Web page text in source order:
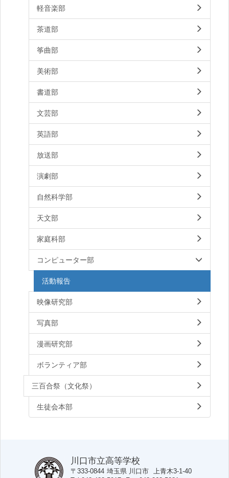
軽音楽部
茶道部
筝曲部
美術部
書道部
文芸部
英語部
放送部
演劇部
自然科学部
天文部
家庭科部
コンピューター部
活動報告
映像研究部
写真部
漫画研究部
ボランティア部
三百合祭（文化祭）
生徒会本部
川口市立高等学校
〒333-0844 埼玉県 川口市 上青木3-1-40